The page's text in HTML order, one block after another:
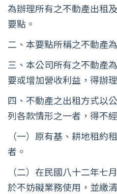
為辦理所有之不動產出租
要點。
二、本要點所稱之不動產
三、本公司所有之不動產
要或增加營收利益，得辦
四、不動產之出租方式以
列各款情形之一者，得不
（一）原有基、耕地租約
者。
（二）在民國八十二年七
於不妨礙業務使用，並繳